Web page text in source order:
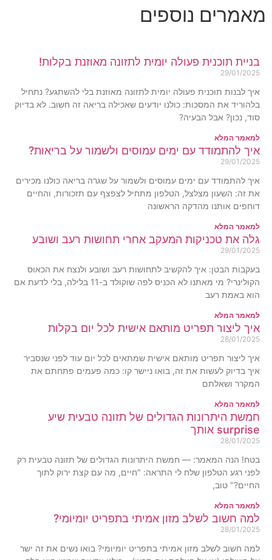
מאמרים נוספים
בניית תוכנית פעולה יומית לתזונה מאוזנת בקלות!
29/01/2025
איך לבנות תוכנית פעולה יומית לתזונה מאוזנת בלי להשתגע? נתחיל
בלהוריד את המסכות: כולנו יודעים שאכילה בריאה זה חשוב. לא בדיוק
סוד, נכון? אבל הבעיה?
למאמר המלא
איך להתמודד עם ימים עמוסים ולשמור על בריאות?
29/01/2025
איך להתמודד עם ימים עמוסים ולשמור על שגרה בריאה כולנו מכירים
את זה: השעון מצלצל, הטלפון מתחיל לצפצף עם תזכורות, והחיים
דוחפים אותנו מהדקה הראשונה
למאמר המלא
גלה את טכניקות המעקב אחרי תחושות רעב ושובע
29/01/2025
בעקבות הבטן: איך להקשיב לתחושות רעב ושובע ולנצח את הכאוס
הקולינרי? מי מאתנו לא הכניס לפה שוקולד ב-11 בלילה, בלי לדעת אם
הוא באמת רעב
למאמר המלא
איך ליצור תפריט מותאם אישית לכל יום בקלות
28/01/2025
איך ליצור תפריט מותאם אישית שמתאים לכל יום עוד לפני שנסביר
איך בדיוק לעשות את זה, בואו ניישר קו: כמה פעמים פתחתם את
המקרר ושאלתם
למאמר המלא
חמשת היתרונות הגדולים של תזונה טבעית שיע
surprise אותך
28/01/2025
בטח! הנה המאמר: — חמשת היתרונות הגדולים של תזונה טבעית רק
לפני רגע הטלפון שלח לי התראה: "חיים, מה עם קצת ירוק לתוך
החיים?" טוב,
למאמר המלא
למה חשוב לשלב מזון אמיתי בתפריט יומיומי?
28/01/2025
למה חשוב לשלב מזון אמיתי בתפריט יומיומי? בואו נשים את זה ישר